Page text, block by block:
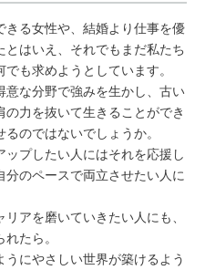
きる女性や、結婚より仕事を優
はいえ、それでもまだ私たち
も求めようとしています。
意な分野で強みを生かし、古い
力を抜いて生きることができ
のではないでしょうか。
プしたい人にはそれを応援し
のペースで両立させたい人に
アを磨いていきたい人にも、
たら。
うにやさしい世界が築けるよう